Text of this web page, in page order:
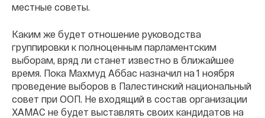
местные советы.
Каким же будет отношение руководства
группировки к полноценным парламентским
выборам, вряд ли станет известно в ближайшее
время. Пока Махмуд Аббас назначил на 1 ноября
проведение выборов в Палестинский национальный
совет при ООП. Не входящий в состав организации
ХАМАС не будет выставлять своих кандидатов на